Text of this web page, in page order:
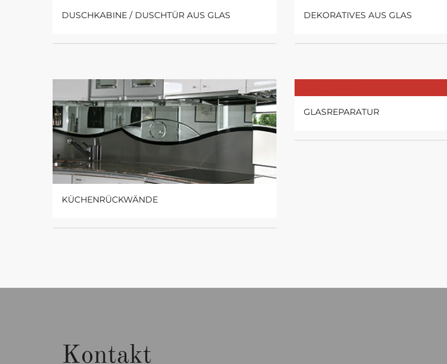
DUSCHKABINE / DUSCHTÜR AUS GLAS DEKORATIVES AUS GLAS
KÜCHENRÜCKWÄNDE
GLASREPARATUR
Kontakt